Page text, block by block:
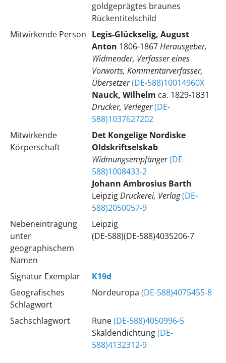
goldgeprägtes braunes
Rückentitelschild
Mitwirkende Person Legis-Glückselig, August
Anton 1806-1867Herausgeber,
Widmender, Verfasser eines
Vorworts, Kommentarverfasser,
Übersetzer(DE-588)10014960X
Nauck, Wilhelm ca. 1829-1831
Drucker, Verleger(DE-
588)1037627202
Mitwirkende
Körperschaft
Det Kongelige Nordiske
Oldskriftselskab
Widmungsempfänger(DE-
588)1008433-2
Johann Ambrosius Barth
LeipzigDruckerei, Verlag(DE-
588)2050057-9
Nebeneintragung
unter
geographischem
Namen
Leipzig
(DE-588)(DE-588)4035206-7
Signatur Exemplar
K19d
Geografisches
Schlagwort
Nordeuropa (DE-588)4075455-8
Sachschlagwort Rune(DE-588)4050996-5
Skaldendichtung(DE-
588)4132312-9